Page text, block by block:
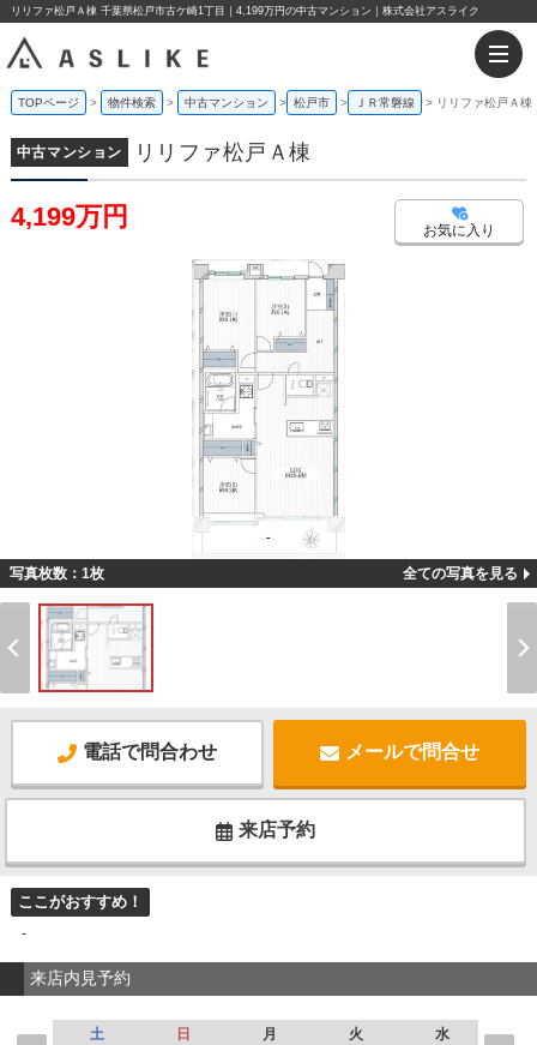
リリファ松戸Ａ棟 千葉県松戸市古ケ崎1丁目｜4,199万円の中古マンション｜株式会社アスライク
TOPページ 物件検索 中古マンション 松戸市 ＪＲ常磐線 リリファ松戸Ａ棟
中古マンション リリファ松戸Ａ棟
4,199万円 お気に入り
-
写真枚数：1枚 全ての写真を見る
電話で問合わせ メールで問合せ
来店予約
ここがおすすめ！
-
来店内見予約
土 日 月 火 水